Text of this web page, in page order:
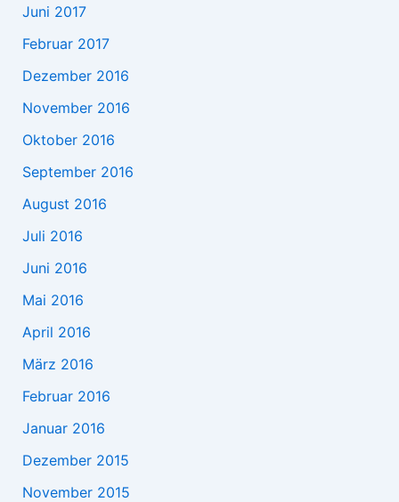
Juni 2017
Februar 2017
Dezember 2016
November 2016
Oktober 2016
September 2016
August 2016
Juli 2016
Juni 2016
Mai 2016
April 2016
März 2016
Februar 2016
Januar 2016
Dezember 2015
November 2015